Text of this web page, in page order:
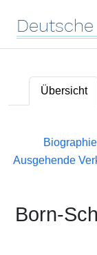
Deutsche
Übersicht
Ausgehende
Born-